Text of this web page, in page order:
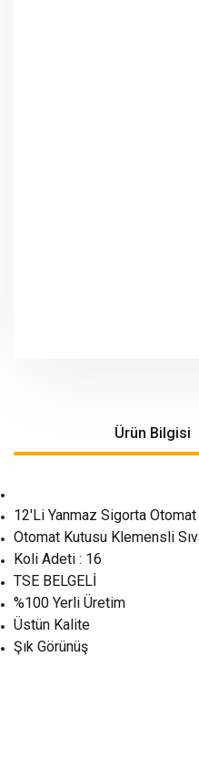
Ürün Bilgisi
12'Li Yanmaz Sigorta
Otomat Kutusu Klemensli
Koli Adeti : 16
TSE BELGELİ
%100 Yerli Üretim
Üstün Kalite
Şık Görünüş